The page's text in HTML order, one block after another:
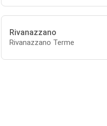
Rivanazzano
Rivanazzano Terme